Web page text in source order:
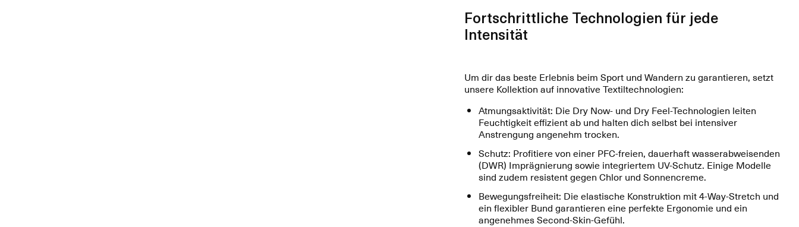
Fortschrittliche Technologien für jede
Intensität
Um dir das beste Erlebnis beim Sport und Wandern zu garantieren, setzt
unsere Kollektion auf innovative Textiltechnologien:
Atmungsaktivität: Die Dry Now- und Dry Feel-Technologien leiten
Feuchtigkeit effizient ab und halten dich selbst bei intensiver
Anstrengung angenehm trocken.
Schutz: Profitiere von einer PFC-freien, dauerhaft wasserabweisenden
(DWR) Imprägnierung sowie integriertem UV-Schutz. Einige Modelle
sind zudem resistent gegen Chlor und Sonnencreme.
Bewegungsfreiheit: Die elastische Konstruktion mit 4-Way-Stretch und
ein flexibler Bund garantieren eine perfekte Ergonomie und ein
angenehmes Second-Skin-Gefühl.